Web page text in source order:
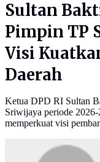
Sultan
Pimpin TP
Visi
Daerah
Ketua DPD RI Sultan
Sriwijaya periode
memperkuat visi